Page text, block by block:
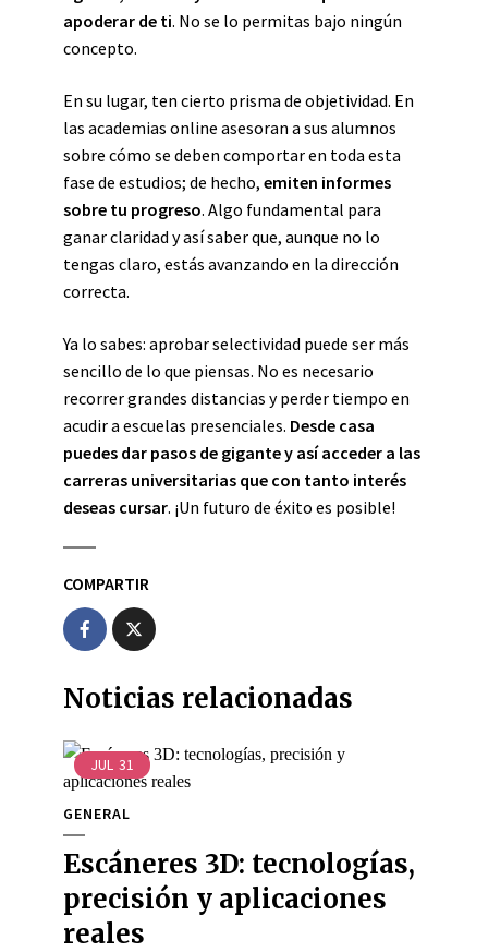
apoderar de ti. No se lo permitas bajo ningún
concepto.
En su lugar, ten cierto prisma de objetividad. En
las academias online asesoran a sus alumnos
sobre cómo se deben comportar en toda esta
fase de estudios; de hecho, emiten informes
sobre tu progreso. Algo fundamental para
ganar claridad y así saber que, aunque no lo
tengas claro, estás avanzando en la dirección
correcta.
Ya lo sabes: aprobar selectividad puede ser más
sencillo de lo que piensas. No es necesario
recorrer grandes distancias y perder tiempo en
acudir a escuelas presenciales. Desde casa
puedes dar pasos de gigante y así acceder a las
carreras universitarias que con tanto interés
deseas cursar. ¡Un futuro de éxito es posible!
COMPARTIR
Noticias relacionadas
JUL 31
GENERAL
Escáneres 3D: tecnologías,
precisión y aplicaciones
reales